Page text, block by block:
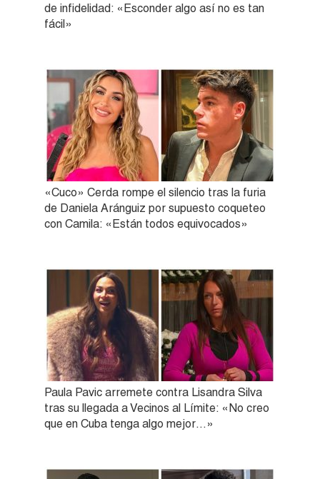
de infidelidad: «Esconder algo así no es tan
fácil»
«Cuco» Cerda rompe el silencio tras la furia
de Daniela Aránguiz por supuesto coqueteo
con Camila: «Están todos equivocados»
Paula Pavic arremete contra Lisandra Silva
tras su llegada a Vecinos al Límite: «No creo
que en Cuba tenga algo mejor…»